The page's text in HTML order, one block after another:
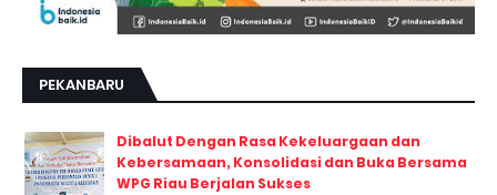
PEKANBARU
Dibalut Dengan Rasa Kekeluargaan dan
Kebersamaan, Konsolidasi dan Buka Bersama
WPG Riau Berjalan Sukses